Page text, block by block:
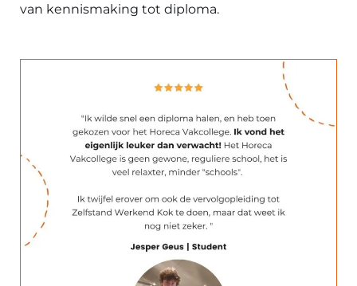
van kennismaking tot diploma.